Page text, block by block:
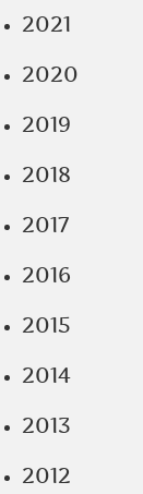
2021
2020
2019
2018
2017
2016
2015
2014
2013
2012